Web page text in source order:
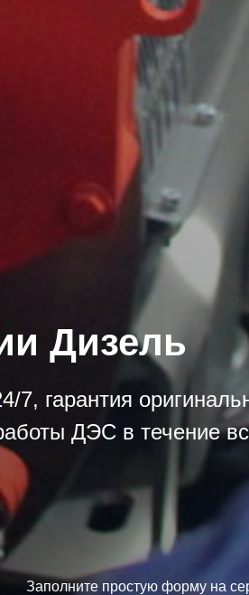
Дизель
гарантия
ДЭС в течение
Заполните простую форму на